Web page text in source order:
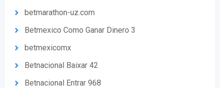
betmarathon-uz.com
Betmexico Como Ganar Dinero 3
betmexicomx
Betnacional Baixar 42
Betnacional Entrar 968